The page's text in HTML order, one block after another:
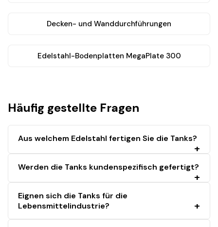
Decken- und Wanddurchführungen
Edelstahl-Bodenplatten MegaPlate 300
Häufig gestellte Fragen
Aus welchem Edelstahl fertigen Sie die Tanks?
Werden die Tanks kundenspezifisch gefertigt?
Eignen sich die Tanks für die
Lebensmittelindustrie?